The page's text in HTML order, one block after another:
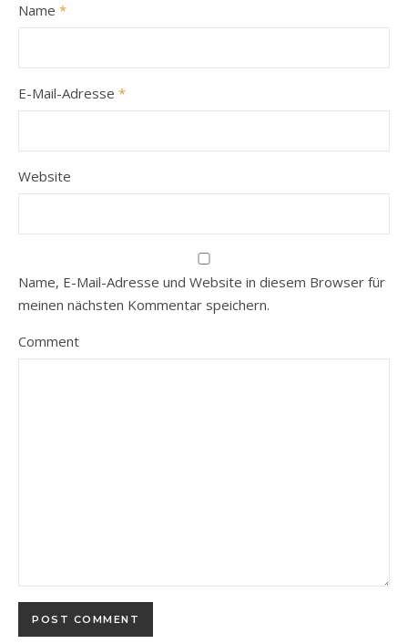
Name *
E-Mail-Adresse *
Website
Name, E-Mail-Adresse und Website in diesem Browser für
meinen nächsten Kommentar speichern.
Comment